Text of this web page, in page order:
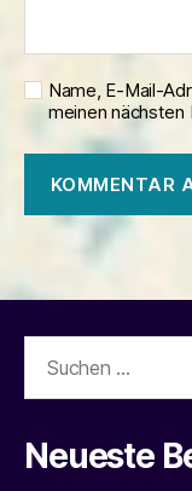
Name, E-Mail-
meinen nächsten
nach:
Neueste